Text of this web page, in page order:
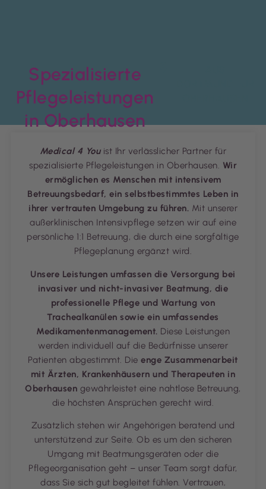
Spezialisierte
Pflegeleistungen
in Oberhausen
Medical 4 Youist Ihr verlässlicher Partner für
spezialisierte Pflegeleistungen in Oberhausen. Wir
ermöglichen es Menschen mit intensivem
Betreuungsbedarf, ein selbstbestimmtes Leben in
ihrer vertrauten Umgebung zu führen. Mit unserer
außerklinischen Intensivpflege setzen wir auf eine
persönliche 1:1 Betreuung, die durch eine sorgfältige
Pflegeplanung ergänzt wird.
Unsere Leistungen umfassen die Versorgung bei
invasiver und nicht-invasiver Beatmung, die
professionelle Pflege und Wartung von
Trachealkanülen sowie ein umfassendes
Medikamentenmanagement. Diese Leistungen
werden individuell auf die Bedürfnisse unserer
Patienten abgestimmt. Dieenge Zusammenarbeit
mit Ärzten, Krankenhäusern und Therapeuten in
Oberhausen gewährleistet eine nahtlose Betreuung,
die höchsten Ansprüchen gerecht wird.
Zusätzlich stehen wir Angehörigen beratend und
unterstützend zur Seite. Ob es um den sicheren
Umgang mit Beatmungsgeräten oder die
Pflegeorganisation geht – unser Team sorgt dafür,
dass Sie sich gut begleitet fühlen. Vertrauen,